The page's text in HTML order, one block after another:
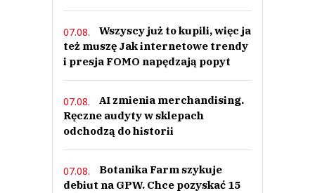
07.08.
Wszyscy już to kupili, więc ja
też muszę Jak internetowe trendy
i presja FOMO napędzają popyt
07.08.
AI zmienia merchandising.
Ręczne audyty w sklepach
odchodzą do historii
07.08.
Botanika Farm szykuje
debiut na GPW. Chce pozyskać 15